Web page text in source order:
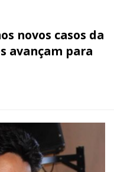
novos casos da
avançam para